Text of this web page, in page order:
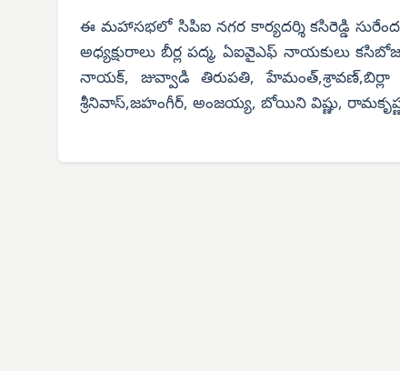
ఈ మహాసభలో సిపిఐ నగర కార్యదర్శి కసిరెడ్డి
అధ్యక్షురాలు బీర్ల పద్మ, ఏఐవైఎఫ్ నాయకులు
నాయక్, జువ్వాడి తిరుపతి,
శ్రీనివాస్,జహంగీర్, అంజయ్య, బోయిని విష్ణు,